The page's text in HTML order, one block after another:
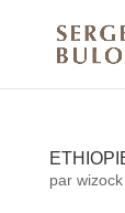
par wizock